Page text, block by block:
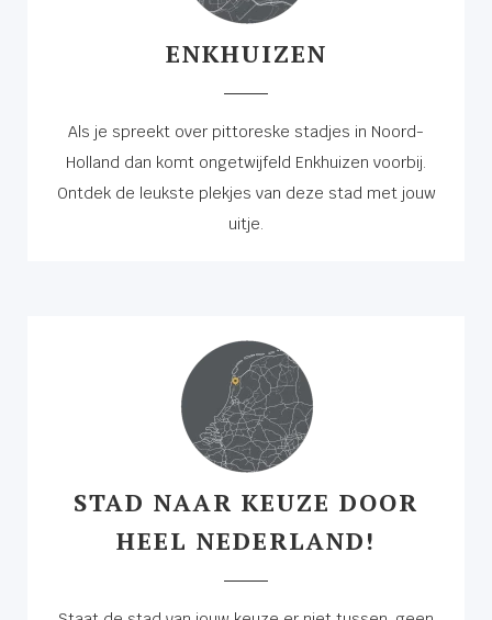
ENKHUIZEN
Als je spreekt over pittoreske stadjes in Noord-
Holland dan komt ongetwijfeld Enkhuizen voorbij.
Ontdek de leukste plekjes van deze stad met jouw
uitje.
STAD NAAR KEUZE DOOR
HEEL NEDERLAND!